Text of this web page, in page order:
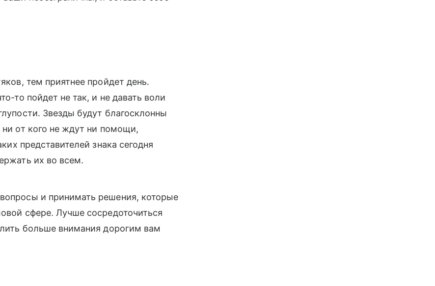
тем приятнее пройдет день.
то пойдет не так, и не давать воли
Звезды будут благосклонны
от кого не ждут ни помощи,
представителей знака сегодня
их во всем.
и принимать решения, которые
сфере. Лучше сосредоточиться
больше внимания дорогим вам